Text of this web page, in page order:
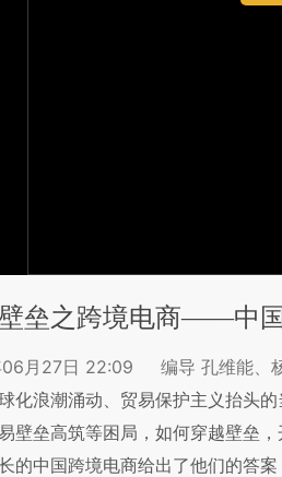
垒之跨境电商——中
06月27日 22:09
编导 孔维能、
化浪潮涌动、贸易保护主义抬头
壁垒高筑等困局，如何穿越壁垒
的中国跨境电商给出了他们的答案